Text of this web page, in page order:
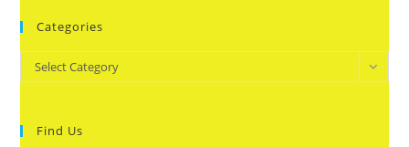
Categories
Categories
Select Category
Find Us